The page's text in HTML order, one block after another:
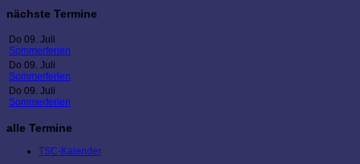
nächste Termine
Do 09. Juli
Sommerferien
Do 09. Juli
Sommerferien
Do 09. Juli
Sommerferien
alle Termine
TSC-Kalender